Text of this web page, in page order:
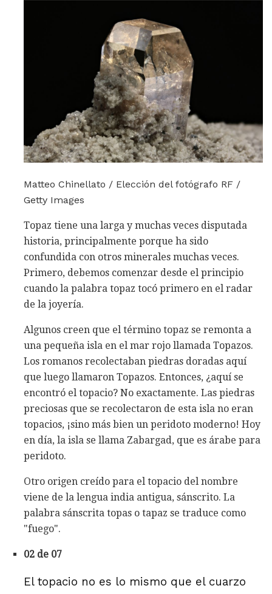
Matteo Chinellato / Elección del fotógrafo RF /
Getty Images
Topaz tiene una larga y muchas veces disputada
historia, principalmente porque ha sido
confundida con otros minerales muchas veces.
Primero, debemos comenzar desde el principio
cuando la palabra topaz tocó primero en el radar
de la joyería.
Algunos creen que el término topaz se remonta a
una pequeña isla en el mar rojo llamada Topazos.
Los romanos recolectaban piedras doradas aquí
que luego llamaron Topazos. Entonces, ¿aquí se
encontró el topacio? No exactamente. Las piedras
preciosas que se recolectaron de esta isla no eran
topacios, ¡sino más bien un peridoto moderno! Hoy
en día, la isla se llama Zabargad, que es árabe para
peridoto.
Otro origen creído para el topacio del nombre
viene de la lengua india antigua, sánscrito. La
palabra sánscrita topas o tapaz se traduce como
"fuego".
02 de 07
El topacio no es lo mismo que el cuarzo